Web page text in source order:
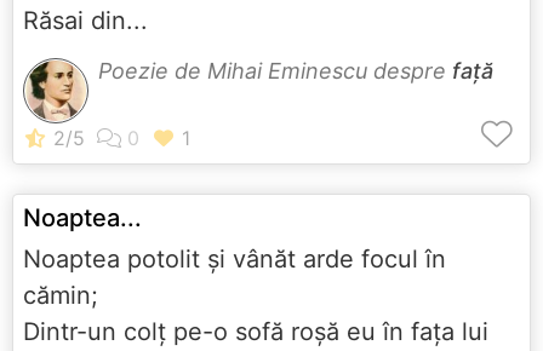
Răsai din...
Poezie de Mihai Eminescu despre față
Noaptea...
Noaptea potolit şi vânăt arde focul în
cămin;
Dintr-un colţ pe-o sofă roşă eu în faţa lui